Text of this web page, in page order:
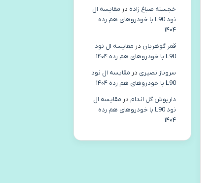
خجسته صباغ زاده در مقایسه ال
نود L90 با خودروهای هم رده
۱۴۰۴
قمر گوهریان در مقایسه ال نود
L90 با خودروهای هم رده ۱۴۰۴
سروناز نصیری در مقایسه ال نود
L90 با خودروهای هم رده ۱۴۰۴
داریوش گل اندام در مقایسه ال
نود L90 با خودروهای هم رده
۱۴۰۴